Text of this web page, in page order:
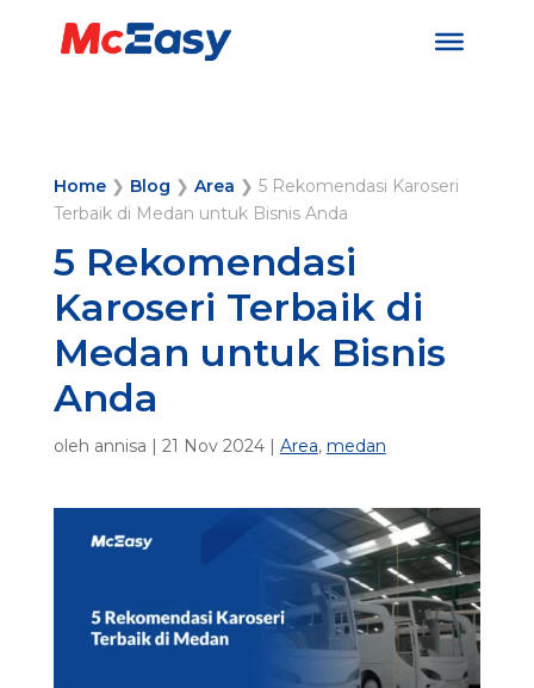
Home❯ Blog ❯ Area ❯ 5 Rekomendasi Karoseri
Terbaik di Medan untuk Bisnis Anda
5 Rekomendasi
Karoseri Terbaik di
Medan untuk Bisnis
Anda
oleh annisa | 21 Nov 2024| Area, medan